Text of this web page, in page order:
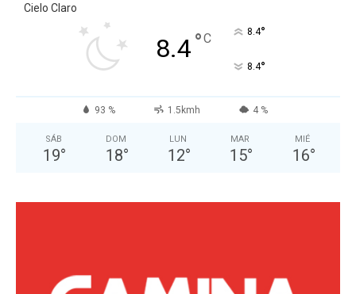
Cielo Claro
8.4°C 8.4°
8.4°
93 % 1.5kmh 4 %
SÁB
19°
DOM
18°
LUN
12°
MAR
15°
MIÉ
16°